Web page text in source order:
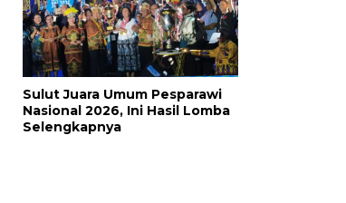
Sulut Juara Umum Pesparawi
Nasional 2026, Ini Hasil Lomba
Selengkapnya